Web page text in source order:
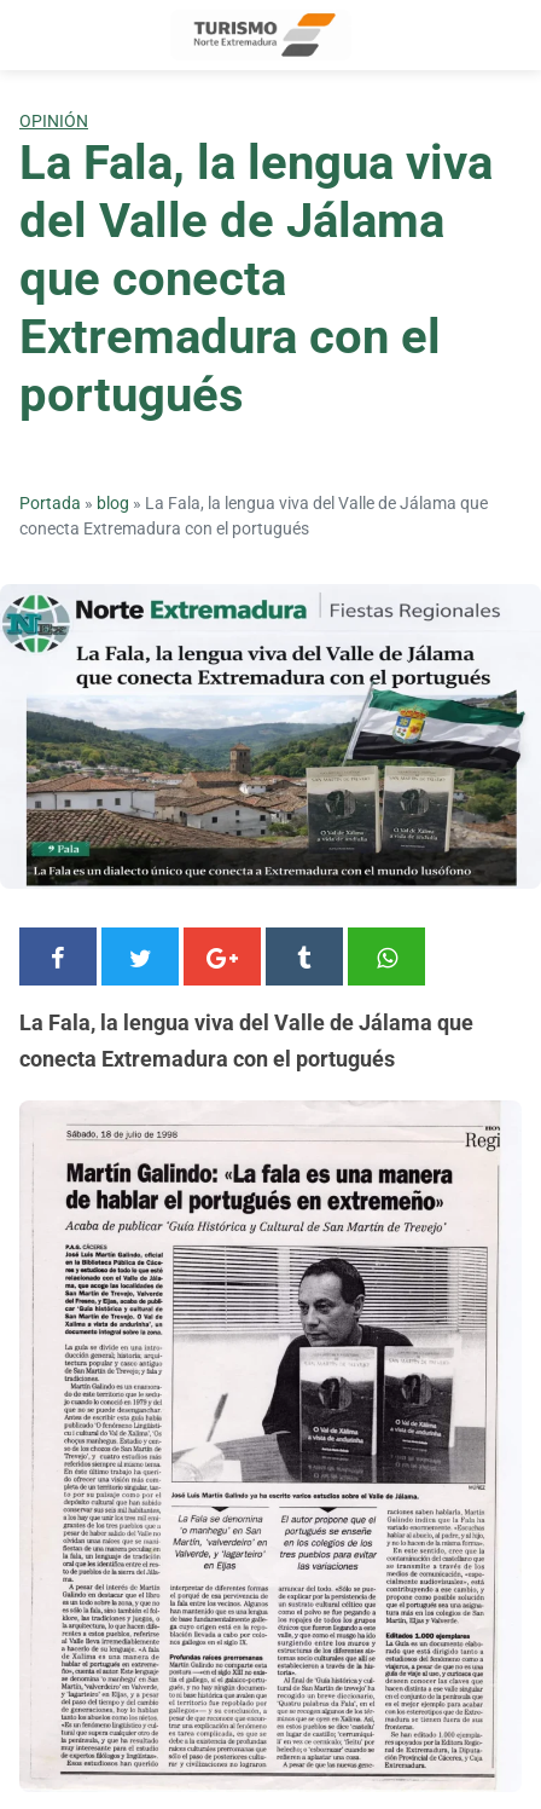
OPINIÓN
La Fala, la lengua viva
del Valle de Jálama
que conecta
Extremadura con el
portugués
Portada » blog » La Fala, la lengua viva del Valle de Jálama que
conecta Extremadura con el portugués
La Fala, la lengua viva del Valle de Jálama que
conecta Extremadura con el portugués